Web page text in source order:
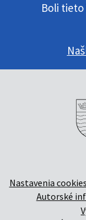
Boli
Nastavenia cookies
Autorské